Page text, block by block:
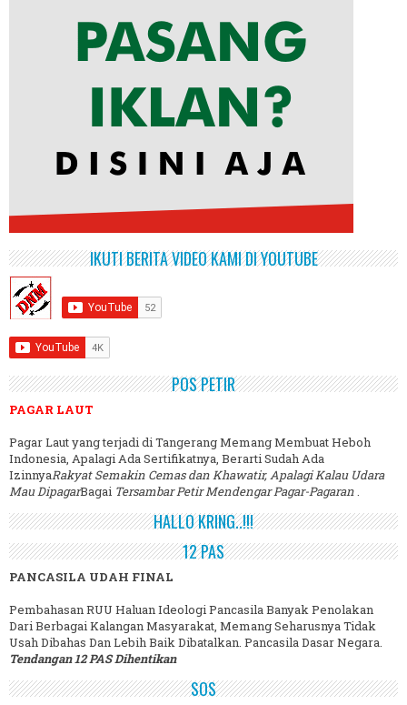
IKUTI BERITA VIDEO KAMI DI YOUTUBE
POS PETIR
PAGAR LAUT
Pagar Laut yang terjadi di Tangerang Memang Membuat Heboh
Indonesia, Apalagi Ada Sertifikatnya, Berarti Sudah Ada
IzinnyaRakyat Semakin Cemas dan Khawatir, Apalagi Kalau Udara
Mau DipagarBagai Tersambar Petir Mendengar Pagar-Pagaran.
HALLO KRING..!!!
12 PAS
PANCASILA UDAH FINAL
Pembahasan RUU Haluan Ideologi Pancasila Banyak Penolakan
Dari Berbagai Kalangan Masyarakat, Memang Seharusnya Tidak
Usah Dibahas Dan Lebih Baik Dibatalkan. Pancasila Dasar Negara.
Tendangan 12 PAS Dihentikan
SOS